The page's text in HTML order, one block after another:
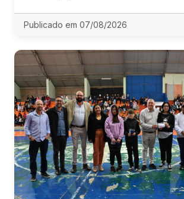
Publicado em 07/08/2026